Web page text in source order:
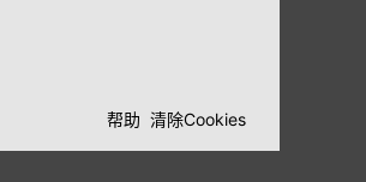
帮助 清除Cookies